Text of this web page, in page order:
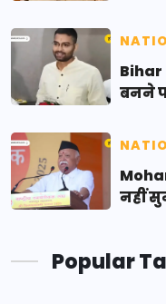
Bihar
बनने
नहीं
Popular